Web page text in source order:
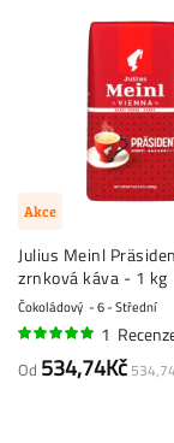
Akce
Julius Meinl
zrnková káva - 1 kg
Čokoládový 6 - Střední
1
Od 534,74Kč